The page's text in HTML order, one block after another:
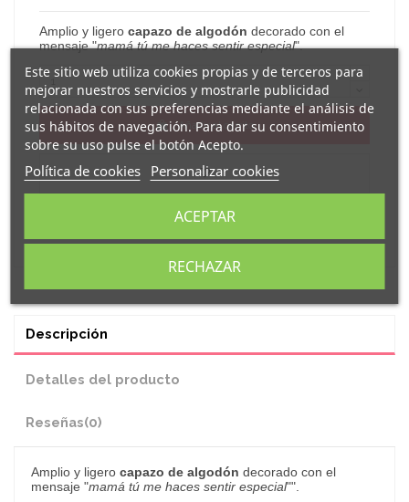
Amplio y ligero capazo de algodón decorado con el
mensaje "mamá tú me haces sentir especial".
Añadir al carrito
Descripción
Detalles del producto
Reseñas(0)
Amplio y ligero capazo de algodón decorado con el
mensaje "mamá tú me haces sentir especial"".
Este sitio web utiliza cookies propias y de terceros para
mejorar nuestros servicios y mostrarle publicidad
relacionada con sus preferencias mediante el análisis de
sus hábitos de navegación. Para dar su consentimiento
sobre su uso pulse el botón Acepto.
Política de cookies Personalizar cookies
RECHAZAR
ACEPTAR